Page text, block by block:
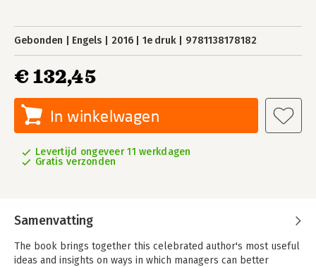
Gebonden Engels 2016 1e druk 9781138178182
€ 132,45
In winkelwagen
Levertijd ongeveer 11 werkdagen
Gratis verzonden
Samenvatting
The book brings together this celebrated author's most useful
ideas and insights on ways in which managers can better